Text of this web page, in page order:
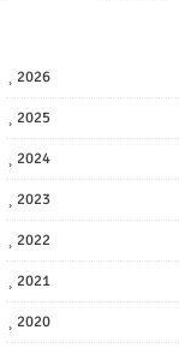
2026
2025
2024
2023
2022
2021
2020